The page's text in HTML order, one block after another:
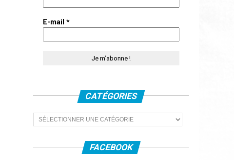
E-mail *
CATÉGORIES
Catégories
FACEBOOK